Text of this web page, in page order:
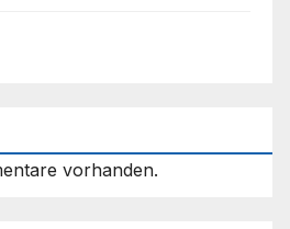
vorhanden.